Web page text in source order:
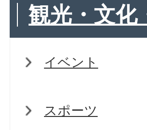
観光・文化
イベント
スポーツ